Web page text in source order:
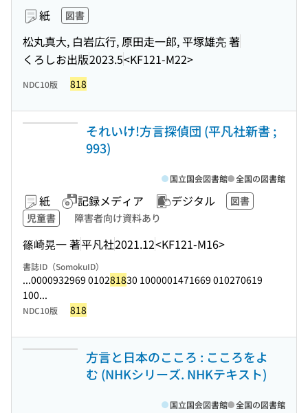
紙 図書
松丸真大, 白岩広行, 原田走一郎, 平塚雄亮 著
くろしお出版2023.5<KF121-M22>
NDC10版 818
それいけ!方言探偵団 (平凡社新書 ;
993)
紙 記録メディア デジタル
図書
児童書
障害者向け資料あり
篠崎晃一 著平凡社2021.12<KF121-M16>
国立国会図書館 全国の図書館
書誌ID（SomokuID）
...0000932969 010281830 1000001471669 010270619
100...
NDC10版 818
方言と日本のこころ : こころをよ
む (NHKシリーズ. NHKテキスト)
国立国会図書館 全国の図書館